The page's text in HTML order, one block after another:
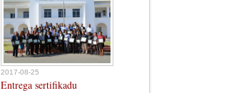
2017-08-25
Entrega sertifikadu